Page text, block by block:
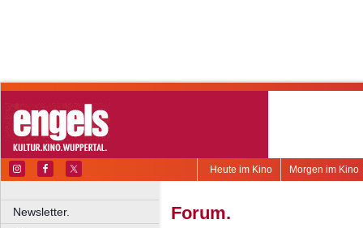
Morgen im Kino
Heute im Kino
Newsletter.
Forum.